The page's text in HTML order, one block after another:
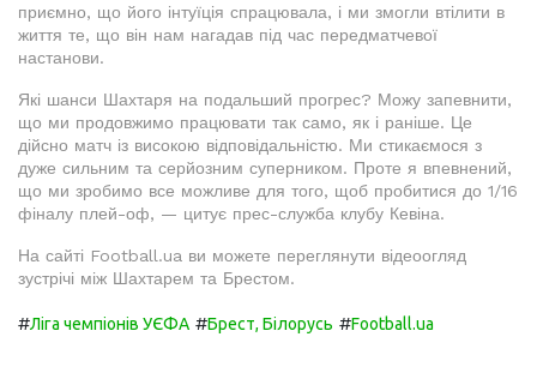
приємно, що його інтуїція спрацювала, і ми змогли втілити в
життя те, що він нам нагадав під час передматчевої
настанови.
Які шанси Шахтаря на подальший прогрес? Можу запевнити,
що ми продовжимо працювати так само, як і раніше. Це
дійсно матч із високою відповідальністю. Ми стикаємося з
дуже сильним та серйозним суперником. Проте я впевнений,
що ми зробимо все можливе для того, щоб пробитися до 1/16
фіналу плей-оф, — цитує прес-служба клубу Кевіна.
На сайті Football.ua ви можете переглянути відеоогляд
зустрічі між Шахтарем та Брестом.
#Ліга чемпіонів УЄФА #Брест, Білорусь #Football.ua